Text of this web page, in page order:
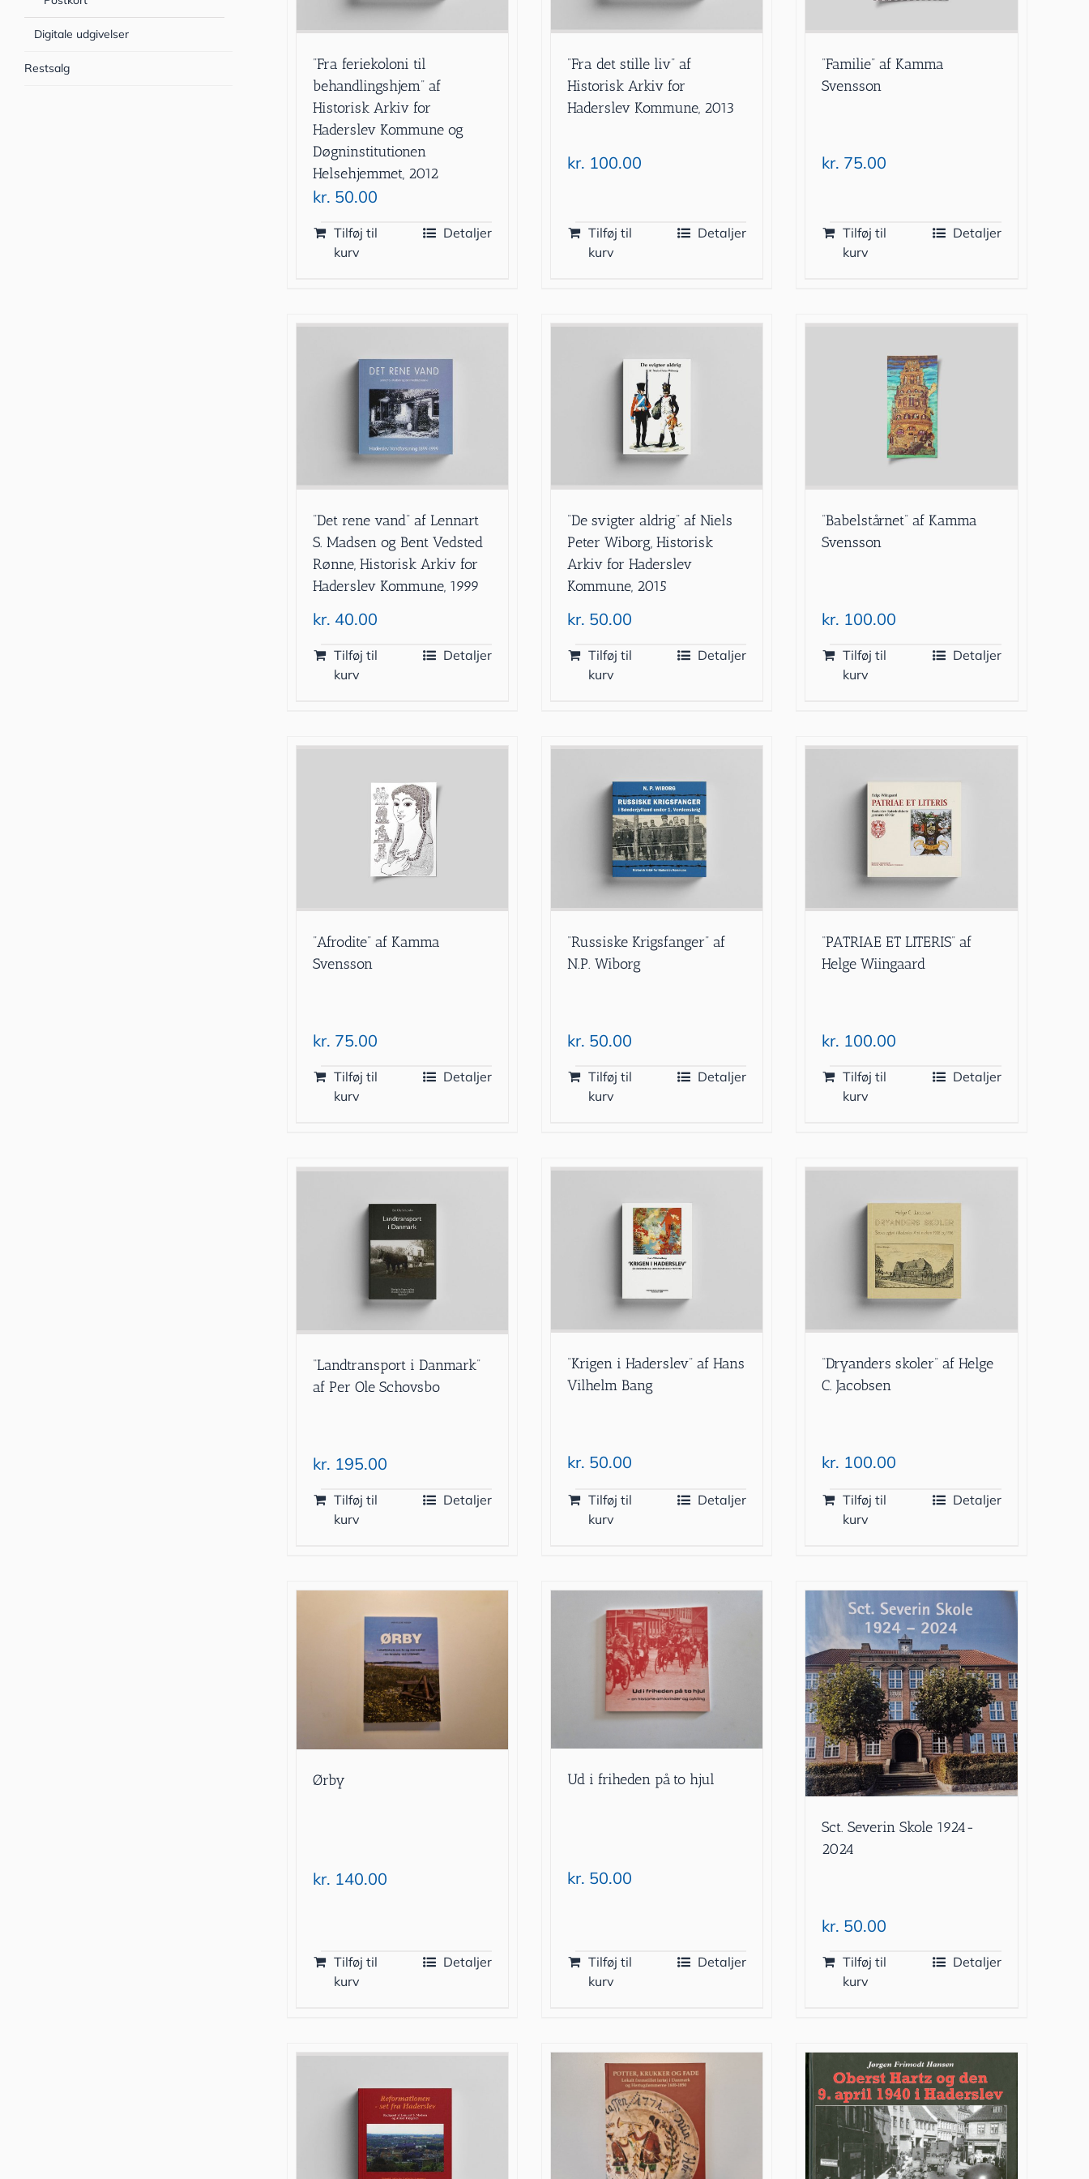
”Fra feriekoloni til
behandlingshjem” af
Historisk Arkiv for
Haderslev Kommune og
Døgninstitutionen
Helsehjemmet, 2012
kr. 50.00
Tilføj til
kurv
Detaljer
”Fra det stille liv” af
Historisk Arkiv for
Haderslev Kommune, 2013
kr. 100.00
Tilføj til
kurv
Detaljer
”Familie” af Kamma
Svensson
kr. 75.00
Tilføj til
kurv
Detaljer
”Det rene vand” af Lennart
S. Madsen og Bent Vedsted
Rønne, Historisk Arkiv for
Haderslev Kommune, 1999
kr. 40.00
Tilføj til
kurv
Detaljer
”De svigter aldrig” af Niels
Peter Wiborg, Historisk
Arkiv for Haderslev
Kommune, 2015
kr. 50.00
Tilføj til
kurv
Detaljer
”Babelstårnet” af Kamma
Svensson
kr. 100.00
Tilføj til
kurv
Detaljer
”Afrodite” af Kamma
Svensson
kr. 75.00
Tilføj til
kurv
Detaljer
“Russiske Krigsfanger” af
N.P. Wiborg
kr. 50.00
Tilføj til
kurv
Detaljer
“PATRIAE ET LITERIS” af
Helge Wiingaard
kr. 100.00
Tilføj til
kurv
Detaljer
“Landtransport i Danmark”
af Per Ole Schovsbo
kr. 195.00
Tilføj til
kurv
Detaljer
“Krigen i Haderslev” af Hans
Vilhelm Bang
kr. 50.00
Tilføj til
kurv
Detaljer
“Dryanders skoler” af Helge
C. Jacobsen
kr. 100.00
Tilføj til
kurv
Detaljer
Ørby
kr. 140.00
Tilføj til
kurv
Detaljer
Ud i friheden på to hjul
kr. 50.00
Tilføj til
kurv
Detaljer
Sct. Severin Skole 1924-
2024
kr. 50.00
Tilføj til
kurv
Detaljer
Digitale udgivelser
Restsalg